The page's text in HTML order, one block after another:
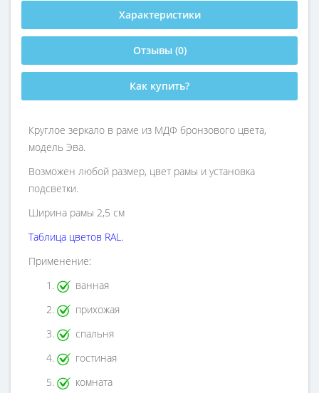
Характеристики
Отзывы (0)
Как купить?
Круглое зеркало в раме из МДФ бронзового цвета,
модель Эва.
Возможен любой размер, цвет рамы и установка
подсветки.
Ширина рамы 2,5 см
Таблица цветов RAL .
Применение:
ванная
прихожая
спальня
гостиная
комната